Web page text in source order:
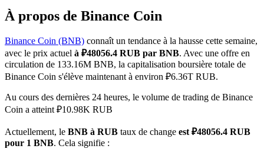
Futures COIN-M
Contrats à terme sur crypto-monnaie
TradFi
Produits dérivés sur actions, forex, métaux précieux et matières
premières
À propos de Binance Coin
Binance Coin (BNB) connaît un tendance à la hausse cette semaine,
avec le prix actuel à ₽48056.4 RUB par BNB. Avec une offre en
circulation de 133.16M BNB, la capitalisation boursière totale de
Binance Coin s'élève maintenant à environ ₽6.36T RUB.
Au cours des dernières 24 heures, le volume de trading de Binance
Coin a atteint ₽10.98K RUB
Actuellement, le BNB à RUB taux de change est ₽48056.4 RUB
pour 1 BNB. Cela signifie :